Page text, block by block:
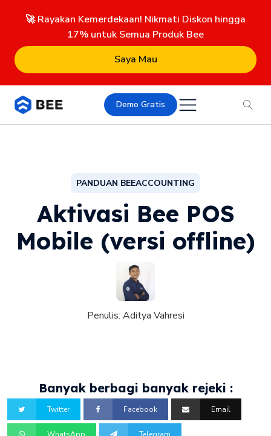
🚀 Rayakan Kemerdekaan! Nikmati Diskon hingga
17% untuk Semua Produk Bee
Saya Mau
Demo Gratis
PANDUAN BEEACCOUNTING
Aktivasi Bee POS
Mobile (versi offline)
Penulis: Aditya Vahresi
Banyak berbagi banyak rejeki :
Twitter Facebook Email